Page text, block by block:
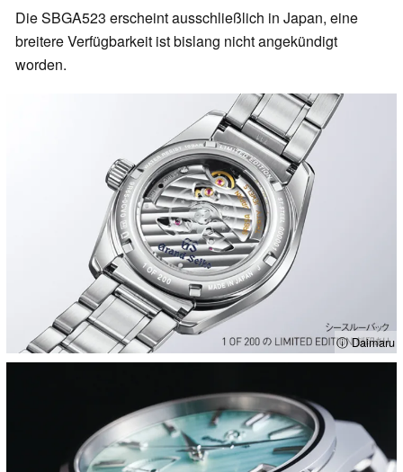
Die SBGA523 erscheint ausschließlich in Japan, eine
breitere Verfügbarkeit ist bislang nicht angekündigt
worden.
ⓘ Daimaru